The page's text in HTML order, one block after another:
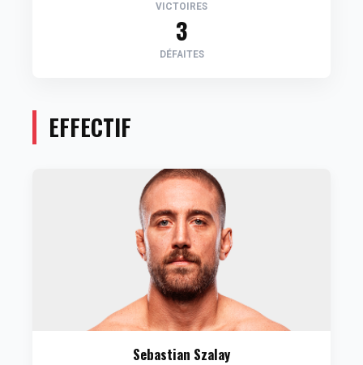
VICTOIRES
3
DÉFAITES
EFFECTIF
Sebastian Szalay